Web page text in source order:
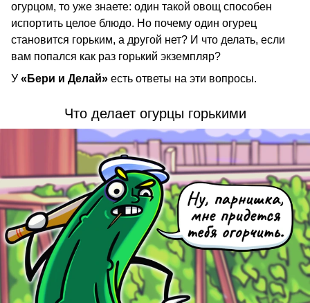
огурцом, то уже знаете: один такой овощ способен
испортить целое блюдо. Но почему один огурец
становится горьким, а другой нет? И что делать, если
вам попался как раз горький экземпляр?
У «Бери и Делай» есть ответы на эти вопросы.
Что делает огурцы горькими